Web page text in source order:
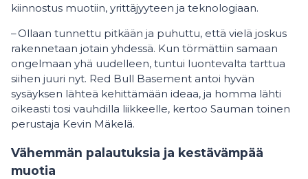
kiinnostus muotiin, yrittäjyyteen ja teknologiaan.
– Ollaan tunnettu pitkään ja puhuttu, että vielä joskus
rakennetaan jotain yhdessä. Kun törmättiin samaan
ongelmaan yhä uudelleen, tuntui luontevalta tarttua
siihen juuri nyt. Red Bull Basement antoi hyvän
sysäyksen lähteä kehittämään ideaa, ja homma lähti
oikeasti tosi vauhdilla liikkeelle, kertoo Sauman toinen
perustaja Kevin Mäkelä.
Vähemmän palautuksia ja kestävämpää
muotia